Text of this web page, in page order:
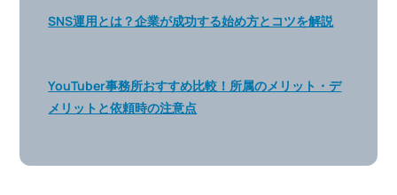
SNS運用とは？企業が成功する始め方とコツを解説
YouTuber事務所おすすめ比較！所属のメリット・デ
メリットと依頼時の注意点